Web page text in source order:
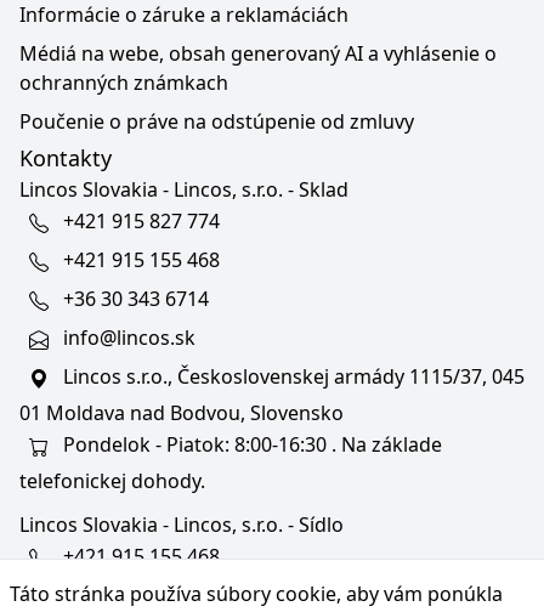
Táto stránka používa súbory cookie, aby vám ponúkla
Informácie o záruke a reklamáciách
Médiá na webe, obsah generovaný AI a vyhlásenie o
ochranných známkach
Poučenie o práve na odstúpenie od zmluvy
Kontakty
Lincos Slovakia - Lincos, s.r.o. - Sklad
+421 915 827 774
+421 915 155 468
+36 30 343 6714
info@lincos.sk
Lincos s.r.o., Československej armády 1115/37, 045
01 Moldava nad Bodvou, Slovensko
Pondelok - Piatok: 8:00-16:30 . Na základe
telefonickej dohody.
Lincos Slovakia - Lincos, s.r.o. - Sídlo
+421 915 155 468
+36/30 343 6714